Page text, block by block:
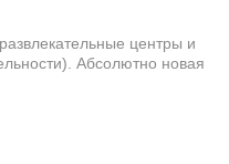
центры и
Абсолютно новая